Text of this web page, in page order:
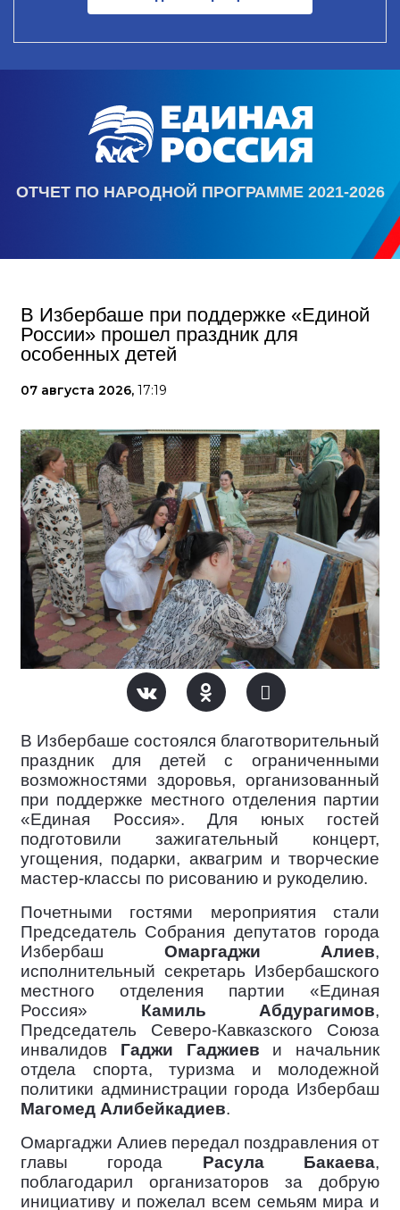
ОТЧЕТ ПО НАРОДНОЙ ПРОГРАММЕ 2021-2026
В Избербаше при поддержке «Единой
России» прошел праздник для
особенных детей
07 августа 2026, 17:19
В Избербаше состоялся благотворительный
праздник для детей с ограниченными
возможностями здоровья, организованный
при поддержке местного отделения партии
«Единая Россия». Для юных гостей
подготовили зажигательный концерт,
угощения, подарки, аквагрим и творческие
мастер-классы по рисованию и рукоделию.
Почетными гостями мероприятия стали
Председатель Собрания депутатов города
Избербаш Омаргаджи Алиев,
исполнительный секретарь Избербашского
местного отделения партии «Единая
Россия» Камиль Абдурагимов,
Председатель Северо-Кавказского Союза
инвалидов Гаджи Гаджиев и начальник
отдела спорта, туризма и молодежной
политики администрации города Избербаш
Магомед Алибейкадиев.
Омаргаджи Алиев передал поздравления от
главы города Расула Бакаева,
поблагодарил организаторов за добрую
инициативу и пожелал всем семьям мира и